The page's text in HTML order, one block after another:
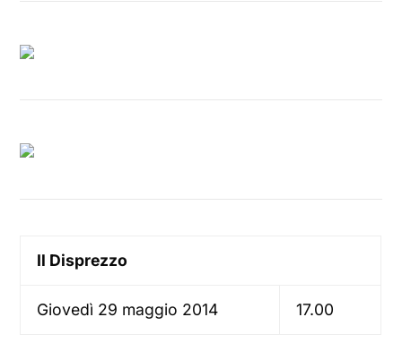
Il Disprezzo
Giovedì 29 maggio 2014 17.00